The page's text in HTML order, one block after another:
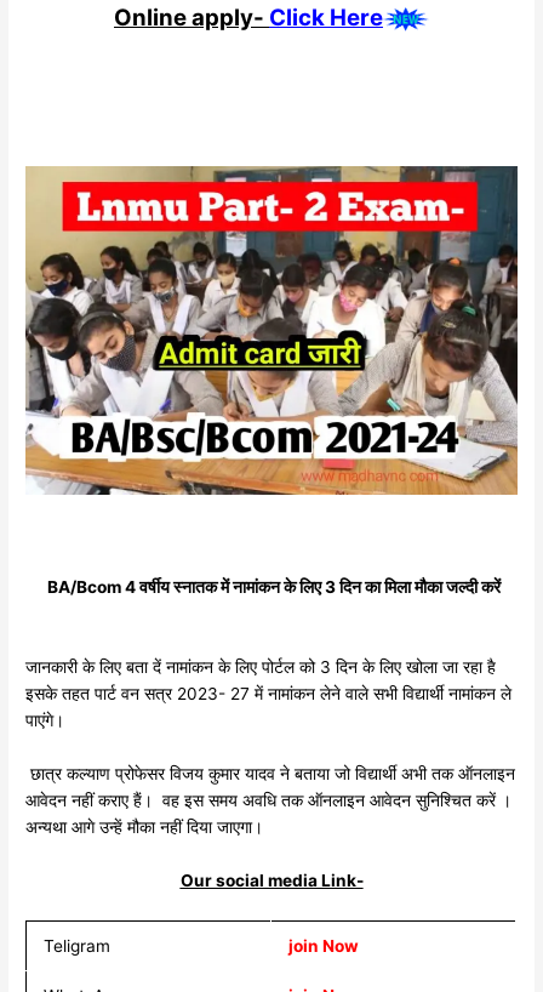
Online apply- Click Here
BA/Bcom 4 वर्षीय स्नातक में नामांकन के लिए 3 दिन का मिला मौका जल्दी करें
जानकारी के लिए बता दें नामांकन के लिए पोर्टल को 3 दिन के लिए खोला जा रहा है
इसके तहत पार्ट वन सत्र 2023- 27 में नामांकन लेने वाले सभी विद्यार्थी नामांकन ले
पाएंगे।
छात्र कल्याण प्रोफेसर विजय कुमार यादव ने बताया जो विद्यार्थी अभी तक ऑनलाइन
आवेदन नहीं कराए हैं। वह इस समय अवधि तक ऑनलाइन आवेदन सुनिश्चित करें ।
अन्यथा आगे उन्हें मौका नहीं दिया जाएगा।
Our social media Link-
Teligram join Now